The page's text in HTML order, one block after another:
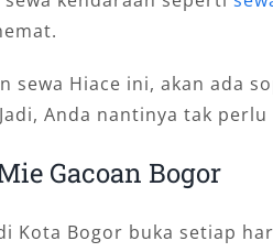
sewa Hiace ini, akan ada
Anda nantinya tak
Gacoan Bogor
Kota Bogor buka setiap